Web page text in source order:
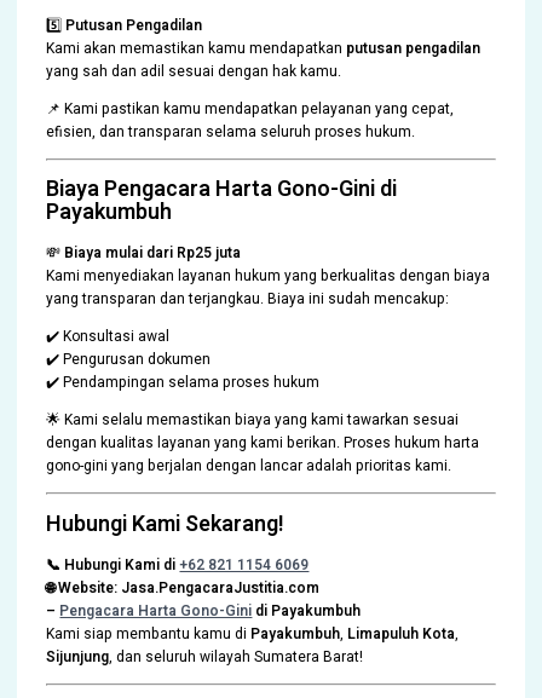
5️⃣ Putusan Pengadilan
Kami akan memastikan kamu mendapatkan putusan pengadilan
yang sah dan adil sesuai dengan hak kamu.
📌 Kami pastikan kamu mendapatkan pelayanan yang cepat,
efisien, dan transparan selama seluruh proses hukum.
Biaya Pengacara Harta Gono-Gini di
Payakumbuh
💸 Biaya mulai dari Rp25 juta
Kami menyediakan layanan hukum yang berkualitas dengan biaya
yang transparan dan terjangkau. Biaya ini sudah mencakup:
✔️ Konsultasi awal
✔️ Pengurusan dokumen
✔️ Pendampingan selama proses hukum
🌟 Kami selalu memastikan biaya yang kami tawarkan sesuai
dengan kualitas layanan yang kami berikan. Proses hukum harta
gono-gini yang berjalan dengan lancar adalah prioritas kami.
Hubungi Kami Sekarang!
📞 Hubungi Kami di+62 821 1154 6069
🌐 Website: Jasa.PengacaraJustitia.com
– Pengacara Harta Gono-Gini di Payakumbuh
Kami siap membantu kamu di Payakumbuh, Limapuluh Kota,
Sijunjung, dan seluruh wilayah Sumatera Barat!